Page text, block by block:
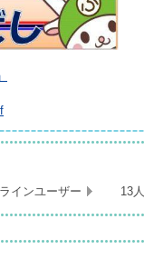
インユーザー 13人